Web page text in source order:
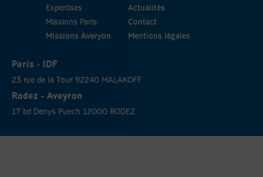
Expertises
Missions Paris
Missions Averyon
Actualités
Contact
Mentions légales
Paris - IDF
23 rue de la Tour 92240 MALAKOFF
Rodez - Aveyron
17 bd Denys Puech 12000 RODEZ